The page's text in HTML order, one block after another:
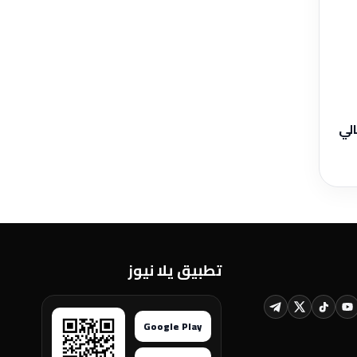
تطبيق يلا نيوز
Google Play